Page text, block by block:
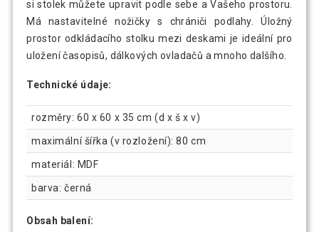
si stolek můžete upravit podle sebe a Vašeho prostoru.
Má nastavitelné nožičky s chrániči podlahy. Úložný
prostor odkládacího stolku mezi deskami je ideální pro
uložení časopisů, dálkových ovladačů a mnoho dalšího.
Technické údaje:
rozměry: 60 x 60 x 35 cm (d x š x v)
maximální šířka (v rozložení): 80 cm
materiál: MDF
barva: černá
Obsah balení: